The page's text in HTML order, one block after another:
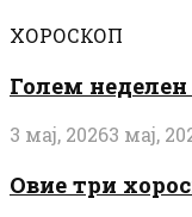
ХОРОСКОП
Голем
3 мај, 20263 мај,
Овие три